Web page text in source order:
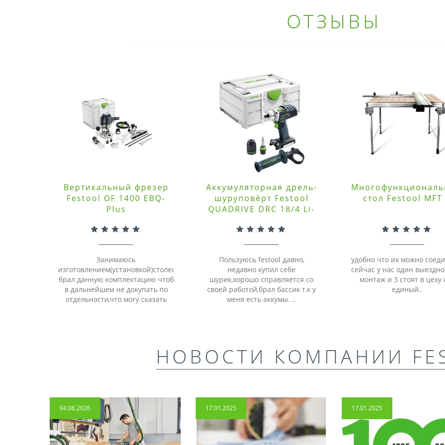
ОТЗЫВЫ
Вертикальный фрезер
Festool OF 1400 EBQ-
Plus
Занимаюсь
изготовлением(установкой)столешниц,
брал данную комплектацию чтоб
в дальнейшем не докупать по
отдельности,что могу сказать
Аккумуляторная дрель-
шуруповёрт Festool
QUADRIVE DRC 18/4 Li-
Пользуюсь festool давно,
недавно купил себе
шурик,хорошо справляется со
своей работой,брал бассик т.к у
меня есть аккумы. ..
стол Festool MFT
удобно что их можно
сейчас у нас один
монтаж и 3 стоят в цеху
единый..
НОВОСТИ КОМПАНИИ
04.06.2026 17.01.2025 17.01.2025